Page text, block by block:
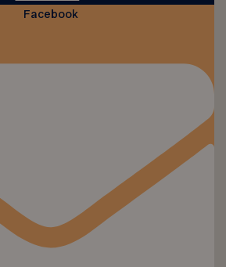
Facebook